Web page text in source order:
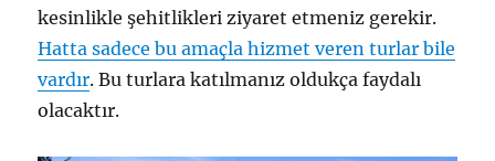
kesinlikle şehitlikleri ziyaret etmeniz gerekir.
Hatta sadece bu amaçla hizmet veren turlar bile
vardır. Bu turlara katılmanız oldukça faydalı
olacaktır.